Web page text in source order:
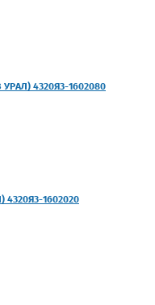
4320Я3-1602080
1602020